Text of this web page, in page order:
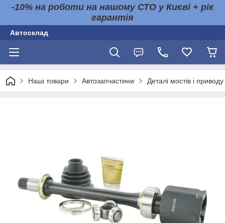
-10% на роботи на нашому СТО у Києві + рік
гарантія
Автосклад
Наші товари Автозапчастини Деталі мостів і приводу